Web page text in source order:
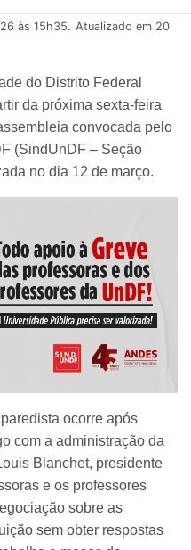
às 15h35. Atualizado em 20
do Distrito Federal
da próxima sexta-feira
convocada pelo
(SindUnDF – Seção
no dia 12 de março.
ocorre após
com a administração da
Blanchet, presidente
e os professores
sobre as
sem obter respostas